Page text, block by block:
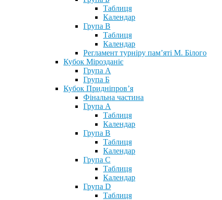
Таблиця
Календар
Група В
Таблиця
Календар
Регламент турніру пам’яті М. Білого
Кубок Мірозданіє
Група А
Група Б
Кубок Придніпров’я
Фінальна частина
Група А
Таблиця
Календар
Група В
Таблиця
Календар
Група С
Таблиця
Календар
Група D
Таблиця